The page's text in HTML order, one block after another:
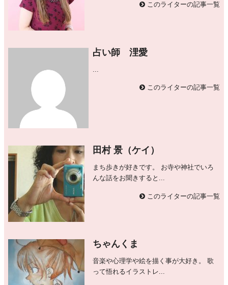
このライターの記事一覧
占い師 浬愛
...
このライターの記事一覧
田村 景（ケイ）
まち歩きが好きです。 お寺や神社でいろ
んな話をお聞きすると...
このライターの記事一覧
ちゃんくま
音楽や心理学や絵を描く事が大好き。 歌
って悟れるイラストレ...